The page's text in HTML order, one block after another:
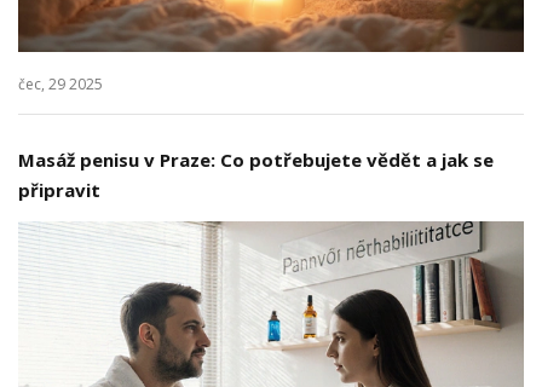
čec, 29 2025
Masáž penisu v Praze: Co potřebujete vědět a jak se
připravit